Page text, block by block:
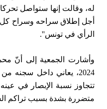
له، وقالت إنها ستواصل
أجل إطلاق سراحه وسراح
الرأي في تونس''.
وأشارت الجمعية إلى أنّ
2024، يعاني داخل
متضررة بشدة بسبب تراكم